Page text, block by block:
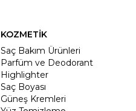
KOZMETİK
Saç Bakım Ürünleri
Parfüm ve Deodorant
Highlighter
Saç Boyası
Güneş Kremleri